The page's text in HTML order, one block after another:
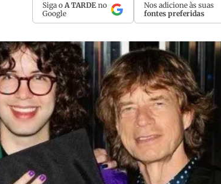
Siga o A TARDE no
Google
Nos adicione às suas
fontes preferidas